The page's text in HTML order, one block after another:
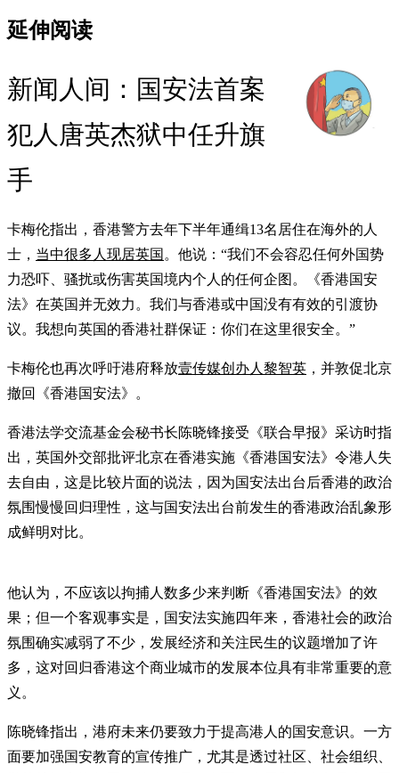
延伸阅读
新闻人间：国安法首案
犯人唐英杰狱中任升旗
手
卡梅伦指出，香港警方去年下半年通缉13名居住在海外的人
士， 当中很多人现居英国。他说：“我们不会容忍任何外国势
力恐吓、骚扰或伤害英国境内个人的任何企图。《香港国安
法》在英国并无效力。我们与香港或中国没有有效的引渡协
议。我想向英国的香港社群保证：你们在这里很安全。”
卡梅伦也再次呼吁港府释放壹传媒创办人黎智英 ，并敦促北京
撤回《香港国安法》。
香港法学交流基金会秘书长陈晓锋接受《联合早报》采访时指
出，英国外交部批评北京在香港实施《香港国安法》令港人失
去自由，这是比较片面的说法，因为国安法出台后香港的政治
氛围慢慢回归理性，这与国安法出台前发生的香港政治乱象形
成鲜明对比。
他认为，不应该以拘捕人数多少来判断《香港国安法》的效
果；但一个客观事实是，国安法实施四年来，香港社会的政治
氛围确实减弱了不少，发展经济和关注民生的议题增加了许
多，这对回归香港这个商业城市的发展本位具有非常重要的意
义。
陈晓锋指出，港府未来仍要致力于提高港人的国安意识。一方
面要加强国安教育的宣传推广，尤其是透过社区、社会组织、